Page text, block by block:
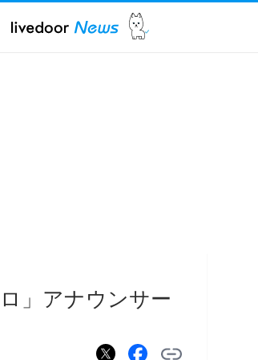
」アナウンサー